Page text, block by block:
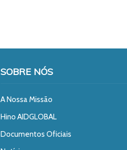
SOBRE NÓS
A Nossa Missão
Hino AIDGLOBAL
Documentos Oficiais